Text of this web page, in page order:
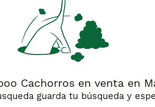
Cachorros en venta en
guarda tu búsqueda y